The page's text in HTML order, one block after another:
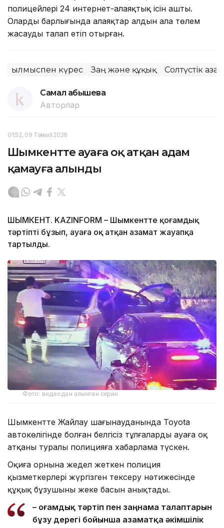
полицейлері 24 интернет-алаяқтық ісін ашты.
Олардың барлығында алаяқтар алдын ала төлем
жасауды талап етіп отырған.
Қылмыспен күрес Заң және құқық Солтүстік
Самал Қабышева
Авторлар
01:52, 09 Тамыз 2026
Шымкентте ауаға оқ атқан адам
қамауға алынды
ШЫМКЕНТ. KAZINFORM – Шымкентте қоғамдық
тәртіпті бұзып, ауаға оқ атқан азамат жауапқа
тартылды.
Фото: видеодан алынған скрин
Шымкентте Жайлау шағынауданында Toyota
автокөлігінде болған белгісіз тұлғалардың ауаға оқ
атқаны туралы полицияға хабарлама түскен.
Оқиға орнына жедел жеткен полиция
қызметкерлері жүргізген тексеру нәтижесінде
құқық бұзушының жеке басын анықтады.
– Қоғамдық тәртіп пен заңнама талаптарын
бұзу дерегі бойынша азаматқа әкімшілік